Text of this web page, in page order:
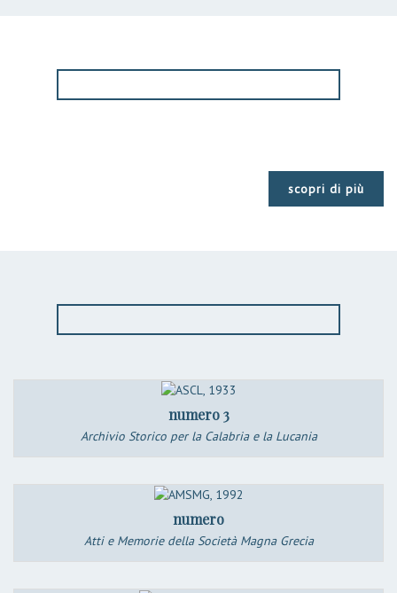
scopri di più
numero 3
Archivio Storico per la Calabria e la Lucania
numero
Atti e Memorie della Società Magna Grecia